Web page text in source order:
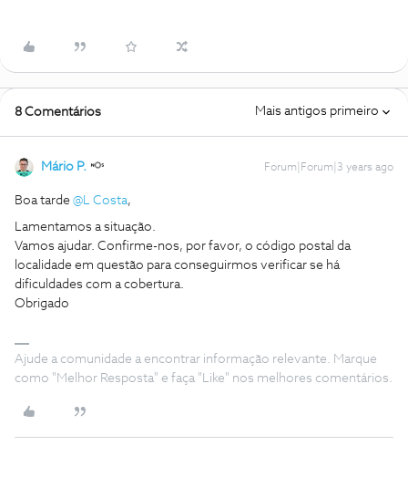
8 Comentários Mais antigos primeiro
Mário P. Forum|Forum|3 years ago
Boa tarde @L Costa,
Lamentamos a situação.
Vamos ajudar. Confirme-nos, por favor, o código postal da
localidade em questão para conseguirmos verificar se há
dificuldades com a cobertura.
Obrigado
Ajude a comunidade a encontrar informação relevante. Marque
como "Melhor Resposta" e faça "Like" nos melhores comentários.